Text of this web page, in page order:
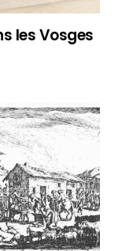
les Vosges